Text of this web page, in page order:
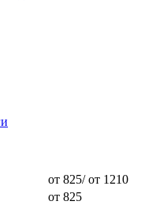
от 825/ от 1210
от 825